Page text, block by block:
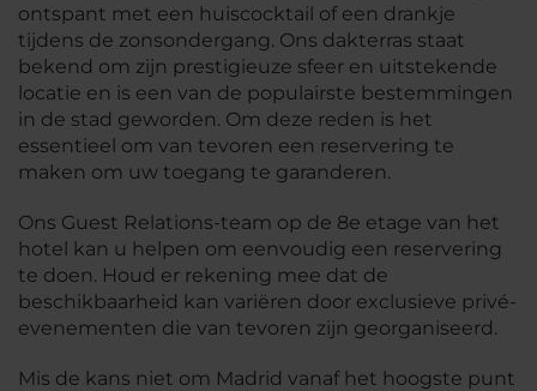
ontspant met een huiscocktail of een drankje
tijdens de zonsondergang. Ons dakterras staat
bekend om zijn prestigieuze sfeer en uitstekende
locatie en is een van de populairste bestemmingen
in de stad geworden. Om deze reden is het
essentieel om van tevoren een reservering te
maken om uw toegang te garanderen.
Ons Guest Relations-team op de 8e etage van het
hotel kan u helpen om eenvoudig een reservering
te doen. Houd er rekening mee dat de
beschikbaarheid kan variëren door exclusieve privé-
evenementen die van tevoren zijn georganiseerd.
Mis de kans niet om Madrid vanaf het hoogste punt